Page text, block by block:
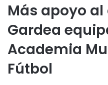
Más apoyo
Gardea
Academia
Fútbol